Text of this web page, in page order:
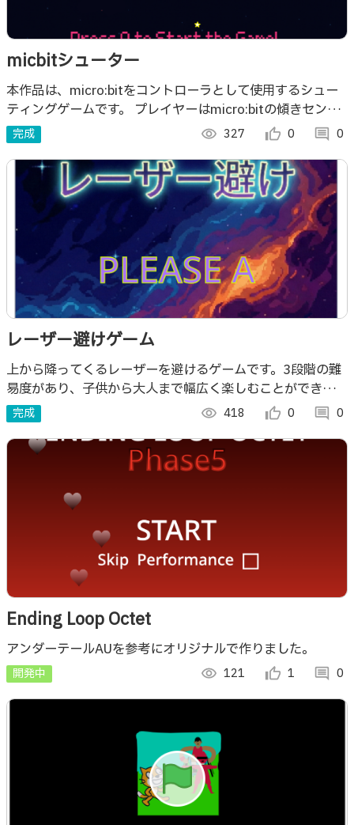
micbitシューター
本作品は、micro:bitをコントローラとして使用するシュー
ティングゲームです。 プレイヤーはmicro:bitの傾きセンサ
ーを使って自機を操作し、ボタン操作で弾を発射します。
完成 visibility 327 thumb_up_alt 0 comment 0
レーザー避けゲーム
上から降ってくるレーザーを避けるゲームです。3段階の難
易度があり、子供から大人まで幅広く楽しむことができま
す！
完成 visibility 418 thumb_up_alt 0 comment 0
Ending Loop Octet
アンダーテールAUを参考にオリジナルで作りました。
開発中 visibility 121 thumb_up_alt 1 comment 0